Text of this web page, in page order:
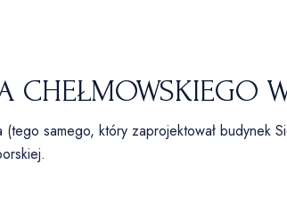
CHEŁMOWSKIEGO
(tego samego, który zaprojektował